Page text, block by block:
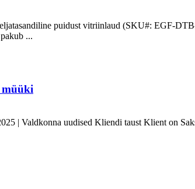
puidust vitriinlaud (SKU#: EGF-
...
müüki
| Valdkonna uudised Kliendi taust Klient on